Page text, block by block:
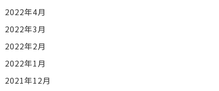
2022年4月
2022年3月
2022年2月
2022年1月
2021年12月